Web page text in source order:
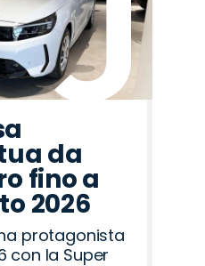
da
fino a
2026
protagonista
con la Super